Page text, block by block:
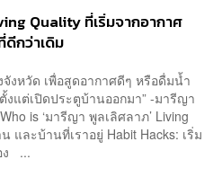
Quality ที่เริ่มจากอากาศ
ดีกว่าเดิม
จังหวัด เพื่อสูดอากาศดีๆ หรือดื่มน้ำ
งแต่เปิดประตูบ้านออกมา” -มารีญา
is ‘มารีญา พูลเลิศลาภ’ Living
และบ้านที่เราอยู่ Habit Hacks: เริ่ม
ง ...